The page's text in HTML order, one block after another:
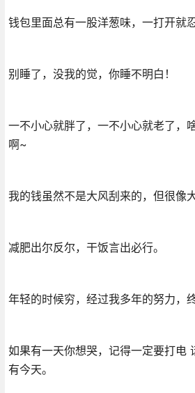
钱包里面总有一股洋葱味，一打开就
别睡了，没我的觉，你睡不明白！
一不小心就胖了，一不小心就老了，
啊~
我的钱虽然不是大风刮来的，但很像
减肥出尔反尔，干饭言出必行。
年轻的时候穷，经过我多年的努力，
如果有一天你想哭，记得一定要打电
有今天。